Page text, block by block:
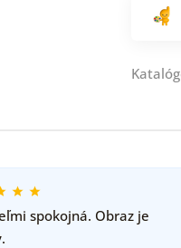
spokojná. Obraz je